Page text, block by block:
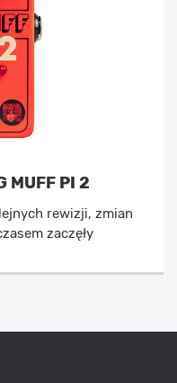
MUFF PI 2
rewizji, zmian
zaczęły